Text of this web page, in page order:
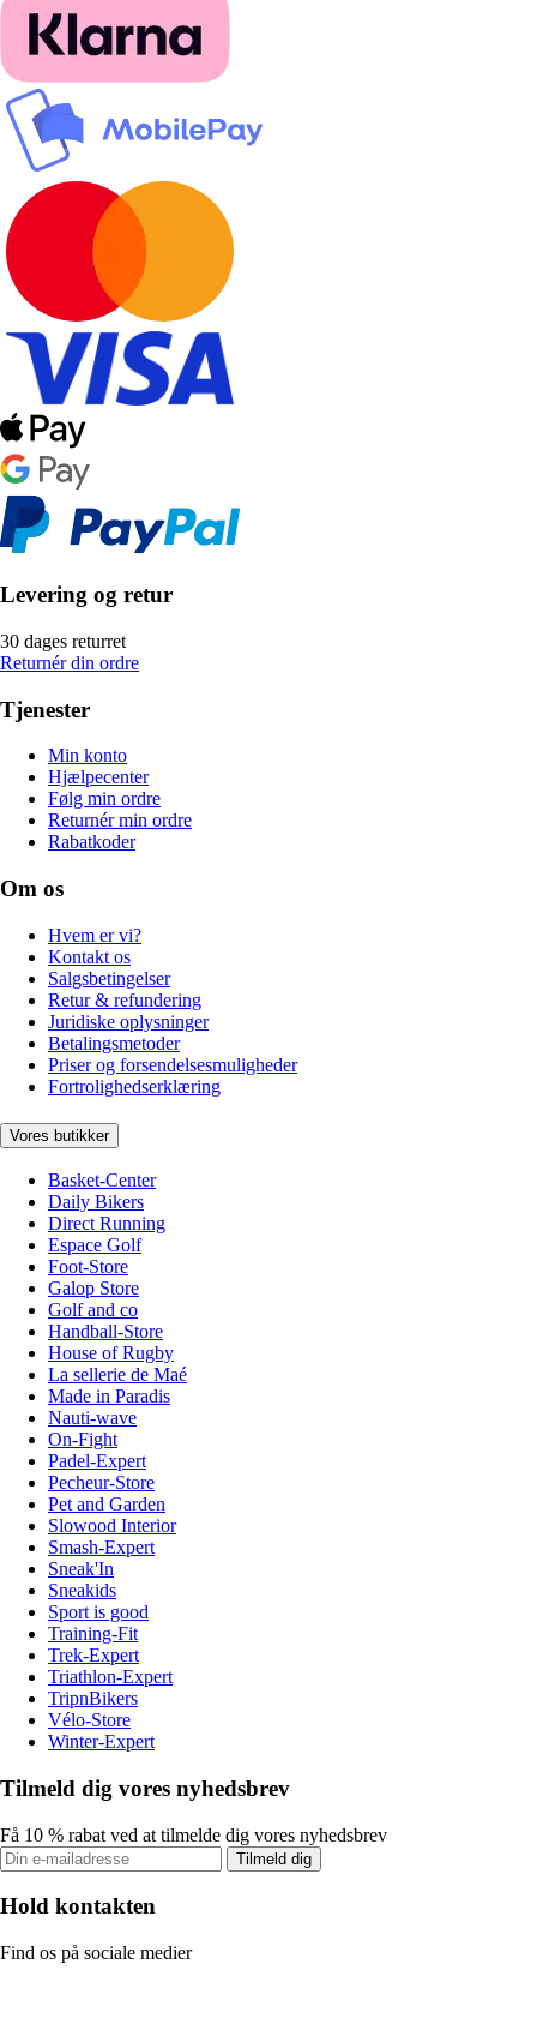
Levering og retur
30 dages returret
Returnér din ordre
Tjenester
Min konto
Hjælpecenter
Følg min ordre
Returnér min ordre
Rabatkoder
Om os
Hvem er vi?
Kontakt os
Salgsbetingelser
Retur & refundering
Juridiske oplysninger
Betalingsmetoder
Priser og forsendelsesmuligheder
Fortrolighedserklæring
Vores butikker
Basket-Center
Daily Bikers
Direct Running
Espace Golf
Foot-Store
Galop Store
Golf and co
Handball-Store
House of Rugby
La sellerie de Maé
Made in Paradis
Nauti-wave
On-Fight
Padel-Expert
Pecheur-Store
Pet and Garden
Slowood Interior
Smash-Expert
Sneak'In
Sneakids
Sport is good
Training-Fit
Trek-Expert
Triathlon-Expert
TripnBikers
Vélo-Store
Winter-Expert
Tilmeld dig vores nyhedsbrev
Få 10 % rabat ved at tilmelde dig vores nyhedsbrev
Tilmeld dig
Hold kontakten
Find os på sociale medier